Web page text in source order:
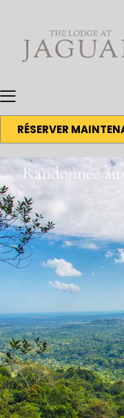
RÉSERVER
Randonnée